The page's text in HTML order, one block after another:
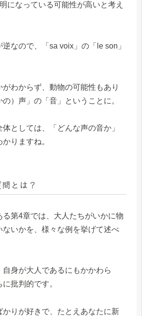
になっている可能性が高いと考え
なので、「sa voix」の「le son」
がわからず、動物の可能性もあり
の）声」の「音」ということに。
としては、「どんな声の音か」
りますね。
とは？
る第4章では、大人たちがいかに物
ないかを、様々な例を挙げて述べ
身が大人であるにもかかわら
批判的です。
かりが好きで、たとえあなたに新